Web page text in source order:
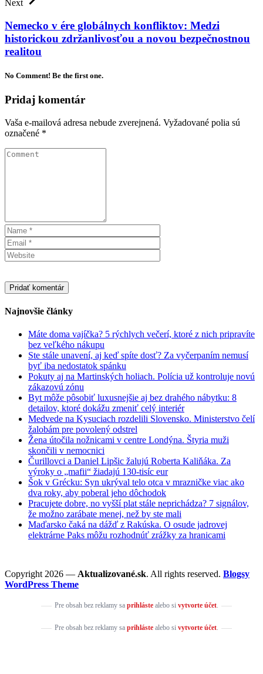
Next
Nemecko v ére globálnych konfliktov: Medzi
historickou zdržanlivosťou a novou bezpečnostnou
realitou
No Comment! Be the first one.
Pridaj komentár
Vaša e-mailová adresa nebude zverejnená. Vyžadované polia sú
označené *
Najnovšie články
Máte doma vajíčka? 5 rýchlych večerí, ktoré z nich pripravíte
bez veľkého nákupu
Ste stále unavení, aj keď spíte dosť? Za vyčerpaním nemusí
byť iba nedostatok spánku
Pokuty aj na Martinských holiach. Polícia už kontroluje novú
zákazovú zónu
Byt môže pôsobiť luxusnejšie aj bez drahého nábytku: 8
detailov, ktoré dokážu zmeniť celý interiér
Medvede na Kysuciach rozdelili Slovensko. Ministerstvo čelí
žalobám pre povolený odstrel
Žena útočila nožnicami v centre Londýna. Štyria muži
skončili v nemocnici
Čurillovci a Daniel Lipšic žalujú Roberta Kaliňáka. Za
výroky o „mafii“ žiadajú 130-tisíc eur
Šok v Grécku: Syn ukrýval telo otca v mrazničke viac ako
dva roky, aby poberal jeho dôchodok
Pracujete dobre, no vyšší plat stále neprichádza? 7 signálov,
že možno zarábate menej, než by ste mali
Maďarsko čaká na dážď z Rakúska. O osude jadrovej
elektrárne Paks môžu rozhodnúť zrážky za hranicami
Copyright 2026 — Aktualizované.sk. All rights reserved. Blogsy
WordPress Theme
Pre obsah bez reklamy sa prihlástealebo si vytvorte účet.